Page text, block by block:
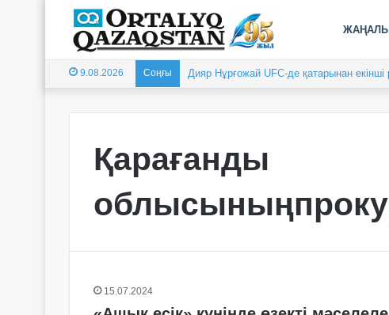
9.08.2026 Соңғы Дияр Нұрғожай UFC-де қатарынан екінші
Қарағанды
15.07.2024